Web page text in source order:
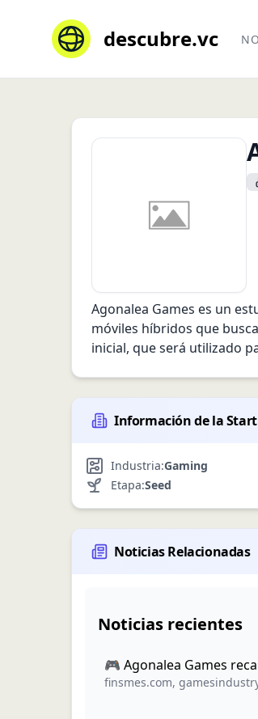
descubre.vc
Agonalea Games es un
móviles híbridos que
inicial, que será utilizado
Información de la
Industria:Gaming
Etapa:Seed
Noticias Relacionadas
Noticias recientes
🎮 Agonalea Games
finsmes.com,